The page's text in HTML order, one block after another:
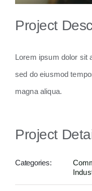
Project
Lorem ipsum dolor sit
sed do eiusmod
magna aliqua.
Project
Categories: